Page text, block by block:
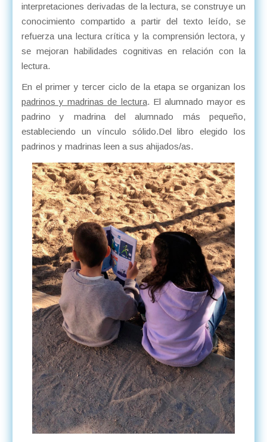
interpretaciones derivadas de la lectura, se construye un
conocimiento compartido a partir del texto leído, se
refuerza una lectura crítica y la comprensión lectora, y
se mejoran habilidades cognitivas en relación con la
lectura.
En el primer y tercer ciclo de la etapa se organizan los
padrinos y madrinas de lectura. El alumnado mayor es
padrino y madrina del alumnado más pequeño,
estableciendo un vínculo sólido.Del libro elegido los
padrinos y madrinas leen a sus ahijados/as.